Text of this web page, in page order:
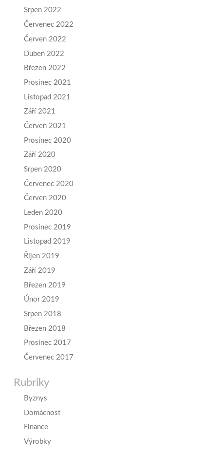
Srpen 2022
Červenec 2022
Červen 2022
Duben 2022
Březen 2022
Prosinec 2021
Listopad 2021
Září 2021
Červen 2021
Prosinec 2020
Září 2020
Srpen 2020
Červenec 2020
Červen 2020
Leden 2020
Prosinec 2019
Listopad 2019
Říjen 2019
Září 2019
Březen 2019
Únor 2019
Srpen 2018
Březen 2018
Prosinec 2017
Červenec 2017
Rubriky
Byznys
Domácnost
Finance
Výrobky